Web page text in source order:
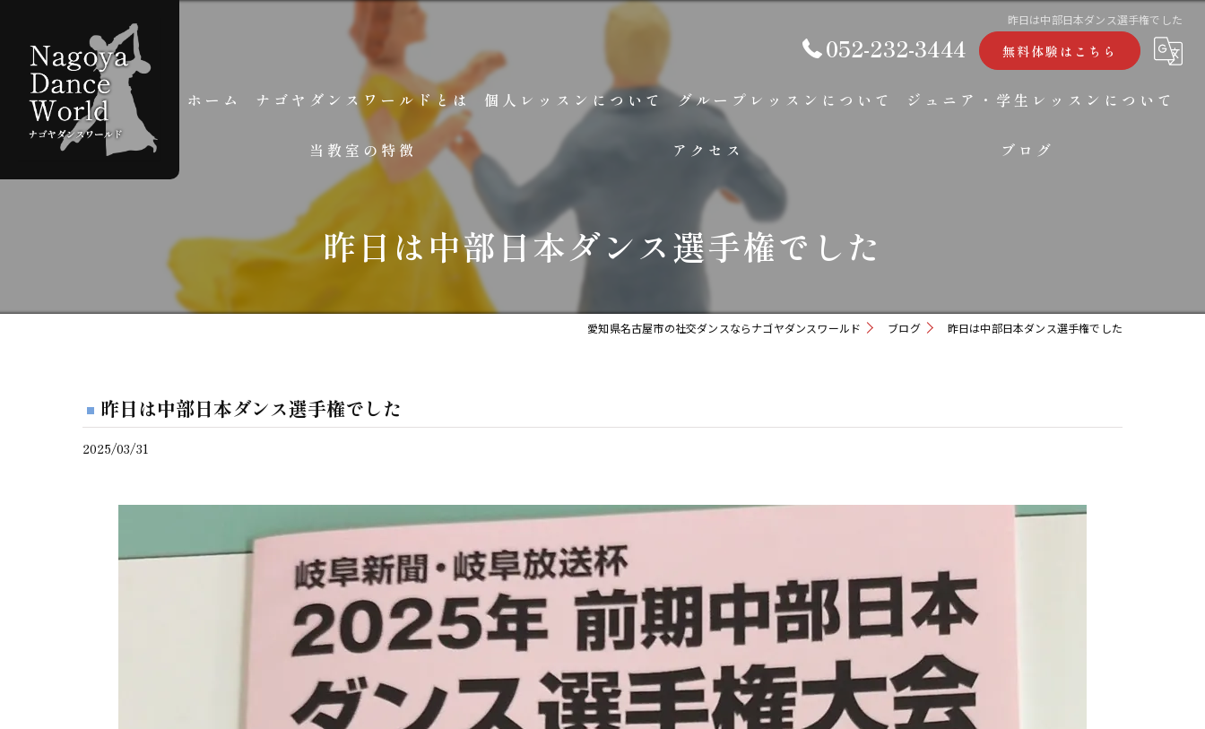
昨日は中部日本ダンス選手権でした
052-232-3444 無料体験はこちら
ホーム ナゴヤダンスワールドとは
スタッフ紹介
よくある質問
個人レッスンについて グループレッスンについて ジュニア・学生レッスンについて
当教室の特徴
グループレッスン
アクセス ブログ
昨日は中部日本ダンス選手権でした
愛知県名古屋市の社交ダンスならナゴヤダンスワールド ブログ 昨日は中部日本ダンス選手権でした
昨日は中部日本ダンス選手権でした
2025/03/31